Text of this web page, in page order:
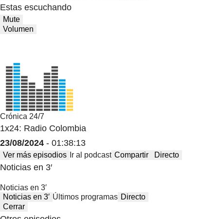
Estas escuchando
Mute
Volumen
Crónica 24/7
1x24: Radio Colombia
23/08/2024 - 01:38:13
Ver más episodios Ir al podcast Compartir Directo
Noticias en 3′
Noticias en 3′
Noticias en 3′ Últimos programas Directo
Cerrar